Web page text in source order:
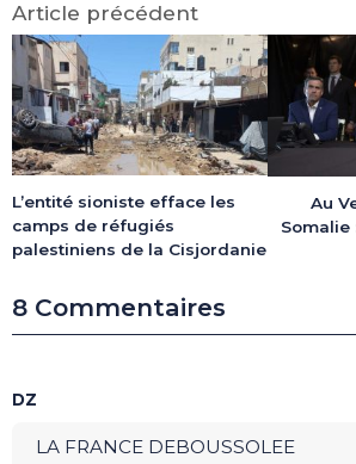
Article précédent
L’entité sioniste efface les
camps de réfugiés
palestiniens de la Cisjordanie
Au
Somalie
8 Commentaires
DZ
LA FRANCE DEBOUSSOLEE